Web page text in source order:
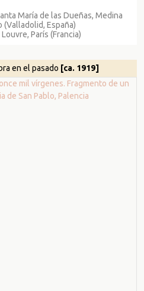
María de las Dueñas, Medina
(Valladolid, España)
París (Francia)
en el pasado [ca. 1919]